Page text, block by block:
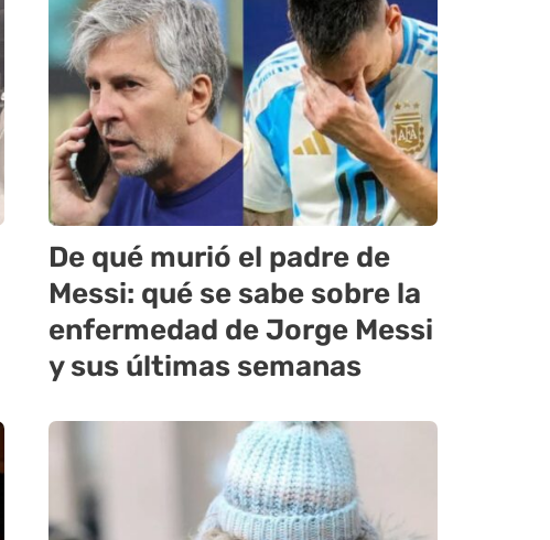
De qué murió el padre de
Messi: qué se sabe sobre la
enfermedad de Jorge Messi
y sus últimas semanas